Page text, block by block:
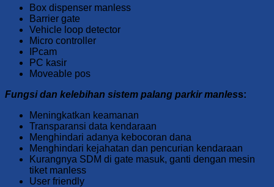
Box dispenser manless
Barrier gate
Vehicle loop detector
Micro controller
IPcam
PC kasir
Moveable pos
Fungsi dan kelebihan sistem palang parkir manless:
Meningkatkan keamanan
Transparansi data kendaraan
Menghindari adanya kebocoran dana
Menghindari kejahatan dan pencurian kendaraan
Kurangnya SDM di gate masuk, ganti dengan mesin
tiket manless
User friendly